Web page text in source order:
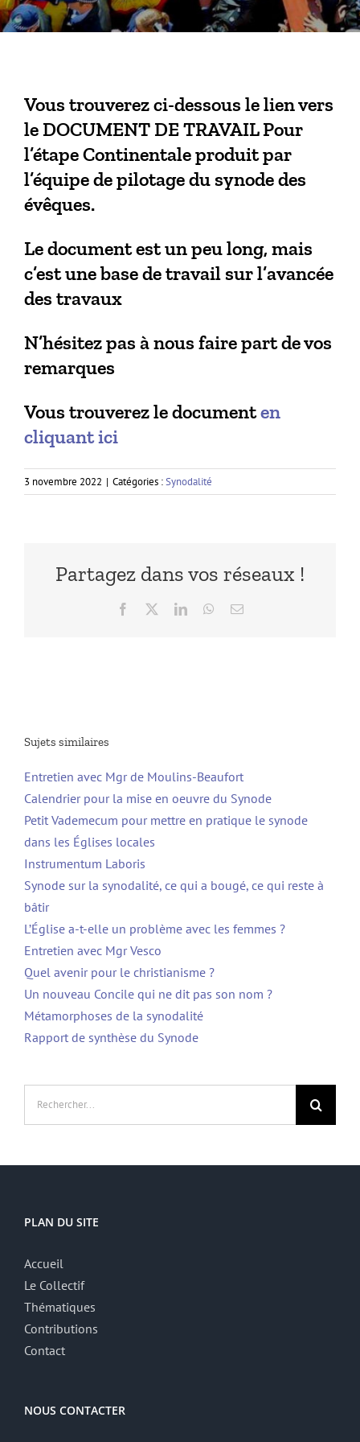
Vous trouverez ci-dessous le lien vers
le DOCUMENT DE TRAVAIL Pour
l’étape Continentale produit par
l’équipe de pilotage du synode des
évêques.
Le document est un peu long, mais
c’est une base de travail sur l’avancée
des travaux
N’hésitez pas à nous faire part de vos
remarques
Vous trouverez le documenten
cliquant ici
3 novembre 2022 | Catégories :Synodalité
Partagez dans vos réseaux !
Facebook LinkedInWhatsApp
Email
Sujets similaires
Entretien avec Mgr de Moulins-Beaufort
Calendrier pour la mise en oeuvre du Synode
Petit Vademecum pour mettre en pratique le synode
dans les Églises locales
Instrumentum Laboris
Synode sur la synodalité, ce qui a bougé, ce qui reste à
bâtir
L’Église a-t-elle un problème avec les femmes ?
Entretien avec Mgr Vesco
Quel avenir pour le christianisme ?
Un nouveau Concile qui ne dit pas son nom ?
Métamorphoses de la synodalité
Rapport de synthèse du Synode
PLAN DU SITE
Accueil
Le Collectif
Thématiques
Contributions
Contact
NOUS CONTACTER